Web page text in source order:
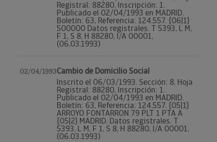
Registral: 88280, Inscripción: 1.
Publicado el 02/04/1993 en MADRID.
Boletín: 63, Referencia: 124.557. {06|1}
500000 Datos registrales. T 5393, L M,
F 1, S 8, H 88280, I/A 00001,
(06.03.1993)
02/04/1993Cambio de Domicilio Social
Inscrito el 06/03/1993. Sección: 8, Hoja
Registral: 88280, Inscripción: 1.
Publicado el 02/04/1993 en MADRID.
Boletín: 63, Referencia: 124.557. {05|1}
ARROYO FONTARRON 79 PLT 1 PTA A
{05|2} MADRID. Datos registrales. T
5393, L M, F 1, S 8, H 88280, I/A 00001,
(06.03.1993)